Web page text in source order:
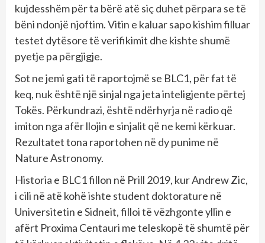
kujdesshëm për ta bërë atë siç duhet përpara se të
bëni ndonjë njoftim. Vitin e kaluar sapo kishim filluar
testet dytësore të verifikimit dhe kishte shumë
pyetje pa përgjigje.
Sot ne jemi gati të raportojmë se BLC1, për fat të
keq, nuk është një sinjal nga jeta inteligjente përtej
Tokës. Përkundrazi, është ndërhyrja në radio që
imiton nga afër llojin e sinjalit që ne kemi kërkuar.
Rezultatet tona raportohen në dy punime në
Nature Astronomy.
Historia e BLC1 fillon në Prill 2019, kur Andrew Zic,
i cili në atë kohë ishte student doktorature në
Universitetin e Sidneit, filloi të vëzhgonte yllin e
afërt Proxima Centauri me teleskopë të shumtë për